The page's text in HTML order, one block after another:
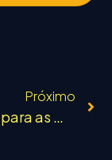
Próximo
Checklist para as malas de viagem